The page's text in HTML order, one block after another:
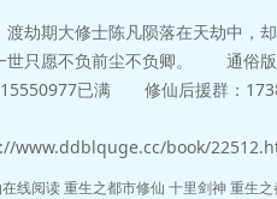
大修士陈凡陨落在天劫中，却
世只愿不负前尘不负卿。 通俗版
已满 修仙后援群：
www.ddblquge.cc/book/
线阅读重生之都市修仙 十里剑神重生